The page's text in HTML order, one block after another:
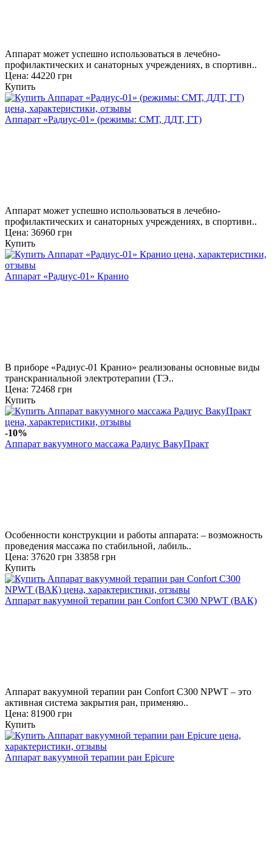
Аппарат может успешно использоваться в лечебно-
профилактических и санаторных учреждениях, в спортивн..
Цена: 44220 грн
Купить
Аппарат «Радиус-01» (режимы: СМТ, ДДТ, ГТ)
Аппарат может успешно использоваться в лечебно-
профилактических и санаторных учреждениях, в спортивн..
Цена: 36960 грн
Купить
Аппарат «Радиус-01» Кранио
В приборе «Радиус-01 Кранио» реализованы основные виды
транскраниальной электротерапии (ТЭ..
Цена: 72468 грн
Купить
-10%
Аппарат вакуумного массажа Радиус ВакуПракт
Особенности конструкции и работы аппарата: – возможность
проведения массажа по стабильной, лабиль..
Цена: 37620 грн 33858 грн
Купить
Аппарат вакуумной терапии ран Confort C300 NPWT (ВАК)
Аппарат вакуумной терапии ран Confort C300 NPWT – это
активная система закрытия ран, применяю..
Цена: 81900 грн
Купить
Аппарат вакуумной терапии ран Epicure